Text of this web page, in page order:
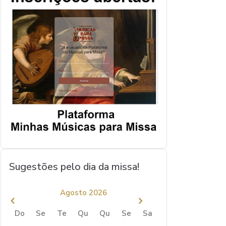
Sugestões pelo dia da missa!
Agosto 2026
Do Se Te Qu Qu Se
Sa